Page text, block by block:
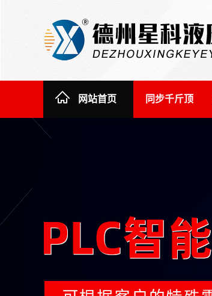
网站首页 同步千斤顶